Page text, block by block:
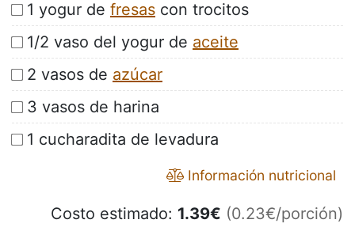
1 yogur de fresas con trocitos
1/2 vaso del yogur de aceite
2 vasos de azúcar
3 vasos de harina
1 cucharadita de levadura
Información nutricional
Costo estimado: 1.39€ (0.23€/porción)